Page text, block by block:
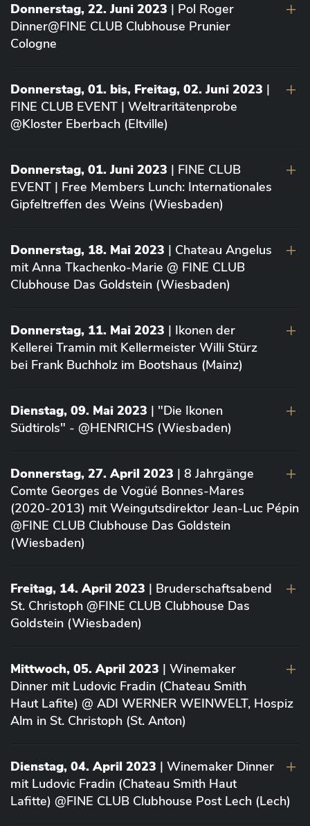
Donnerstag, 22. Juni 2023 | Pol Roger
Dinner@FINE CLUB Clubhouse Prunier
Cologne
Donnerstag, 01. bis, Freitag, 02. Juni 2023 |
FINE CLUB EVENT | Weltraritätenprobe
@Kloster Eberbach (Eltville)
Donnerstag, 01. Juni 2023 | FINE CLUB
EVENT | Free Members Lunch: Internationales
Gipfeltreffen des Weins (Wiesbaden)
Donnerstag, 18. Mai 2023 | Chateau Angelus
mit Anna Tkachenko-Marie @ FINE CLUB
Clubhouse Das Goldstein (Wiesbaden)
Donnerstag, 11. Mai 2023 | Ikonen der
Kellerei Tramin mit Kellermeister Willi Stürz
bei Frank Buchholz im Bootshaus (Mainz)
Dienstag, 09. Mai 2023 | "Die Ikonen
Südtirols" - @HENRICHS (Wiesbaden)
Donnerstag, 27. April 2023 | 8 Jahrgänge
Comte Georges de Vogüé Bonnes-Mares
(2020-2013) mit Weingutsdirektor Jean-Luc Pépin
@FINE CLUB Clubhouse Das Goldstein
(Wiesbaden)
Freitag, 14. April 2023 | Bruderschaftsabend
St. Christoph @FINE CLUB Clubhouse Das
Goldstein (Wiesbaden)
Mittwoch, 05. April 2023 | Winemaker
Dinner mit Ludovic Fradin (Chateau Smith
Haut Lafite) @ ADI WERNER WEINWELT, Hospiz
Alm in St. Christoph (St. Anton)
Dienstag, 04. April 2023 | Winemaker Dinner
mit Ludovic Fradin (Chateau Smith Haut
Lafitte) @FINE CLUB Clubhouse Post Lech (Lech)